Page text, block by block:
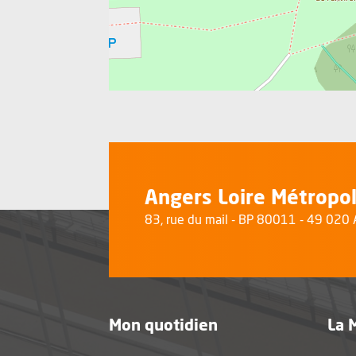
Angers Loire
83, rue du mail - BP 80011 - 49 020
Mon quotidien La